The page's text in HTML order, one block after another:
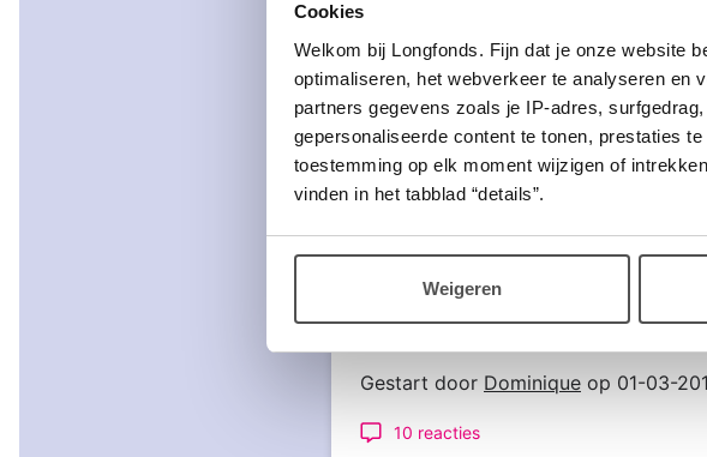
Cookies
Welkom bij Longfonds. Fijn dat je onze website
optimaliseren, het webverkeer te analyseren en
partners gegevens zoals je IP-adres,
gepersonaliseerde content te tonen, prestaties
toestemming op elk moment wijzigen of
vinden in het tabblad “details”.
Weigeren
1 reactie
Vraag over eflow rapid
Gestart doorDaantje
7 reacties
Gestart door Dominique op 01-03-
10 reacties